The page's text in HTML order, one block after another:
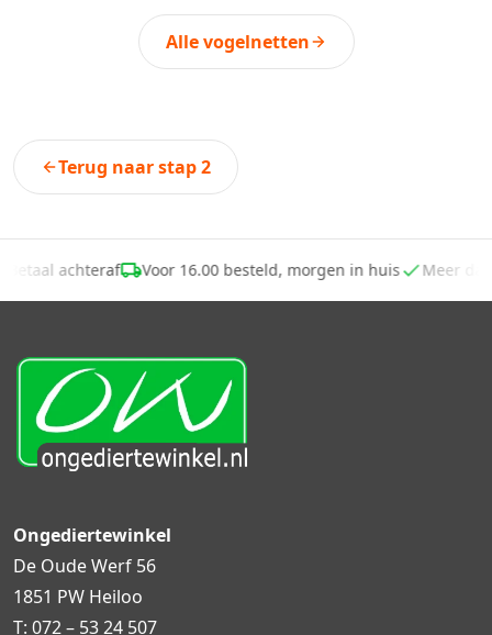
Alle vogelnetten
Terug naar stap 2
Betaal achteraf Voor 16.00 besteld, morgen in huis Meer
Ongediertewinkel
De Oude Werf 56
1851 PW Heiloo
T: 072 – 53 24 507